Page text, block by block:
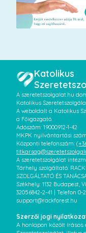
Katolikus
A szeretetszolgalat.hu
Katolikus
A weboldalt a Katolikus
a Főigazgató.
Adószám: 19000912-1-42
MKPK nyilvántartási
Központi telefonszám:
A szeretetszolgálat
Tárhely szolgáltató:
SZOLGÁLTATÓ ÉS
Székhely: 1132 Budapest,
32056842-2-41 | Telefon
support@rackforest.hu
Szerzői jogi
A honlapon közölt